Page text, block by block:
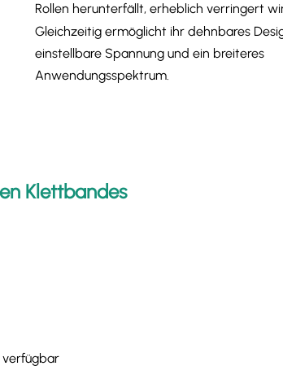
Rollen herunterfällt, erheblich verringert
Gleichzeitig ermöglicht ihr dehnbares
einstellbare Spannung und ein breiteres
Anwendungsspektrum.
Klettbandes
verfügbar